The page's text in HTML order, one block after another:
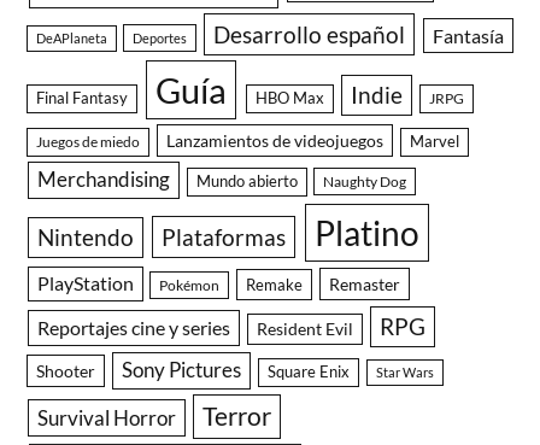
DeAPlaneta Deportes Desarrollo español Fantasía
Final Fantasy Guía HBO Max Indie JRPG
Juegos de miedo Lanzamientos de videojuegos Marvel
Merchandising Mundo abierto Naughty Dog
Nintendo Plataformas Platino
PlayStation Pokémon Remake Remaster
Reportajes cine y series Resident Evil RPG
Shooter Sony Pictures Square Enix Star Wars
Survival Horror Terror